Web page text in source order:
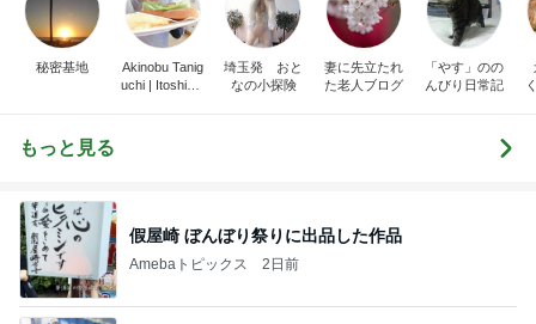
秘密基地
Akinobu Tanig
uchi | Itoshima
埼玉発 おと
なの小探険
妻に先立たれ
た老人ブログ
「やす」のの
んびり日常記
もっと見る
假屋崎 ぼんぼり祭りに出品した作品
Amebaトピックス 2日前